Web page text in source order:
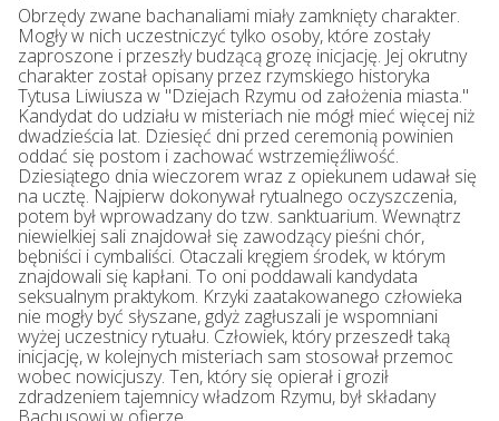
Obrzędy zwane bachanaliami miały zamknięty charakter.
Mogły w nich uczestniczyć tylko osoby, które zostały
zaproszone i przeszły budzącą grozę inicjację. Jej okrutny
charakter został opisany przez rzymskiego historyka
Tytusa Liwiusza w "Dziejach Rzymu od założenia miasta."
Kandydat do udziału w misteriach nie mógł mieć więcej niż
dwadzieścia lat. Dziesięć dni przed ceremonią powinien
oddać się postom i zachować wstrzemięźliwość.
Dziesiątego dnia wieczorem wraz z opiekunem udawał się
na ucztę. Najpierw dokonywał rytualnego oczyszczenia,
potem był wprowadzany do tzw. sanktuarium. Wewnątrz
niewielkiej sali znajdował się zawodzący pieśni chór,
bębniści i cymbaliści. Otaczali kręgiem środek, w którym
znajdowali się kapłani. To oni poddawali kandydata
seksualnym praktykom. Krzyki zaatakowanego człowieka
nie mogły być słyszane, gdyż zagłuszali je wspomniani
wyżej uczestnicy rytuału. Człowiek, który przeszedł taką
inicjację, w kolejnych misteriach sam stosował przemoc
wobec nowicjuszy. Ten, który się opierał i groził
zdradzeniem tajemnicy władzom Rzymu, był składany